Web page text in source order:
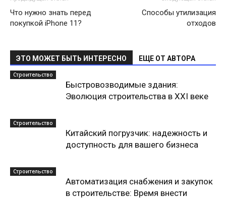
Что нужно знать перед
покупкой iPhone 11?
Способы утилизация
отходов
ЭТО МОЖЕТ БЫТЬ ИНТЕРЕСНО ЕЩЕ ОТ АВТОРА
Строительство
Быстровозводимые здания:
Эволюция строительства в XXI веке
Строительство
Китайский погрузчик: надежность и
доступность для вашего бизнеса
Строительство
Автоматизация снабжения и закупок
в строительстве: Время внести